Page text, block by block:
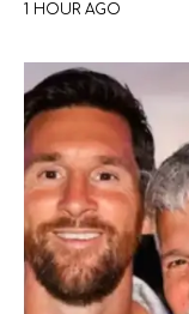
1 HOUR AGO